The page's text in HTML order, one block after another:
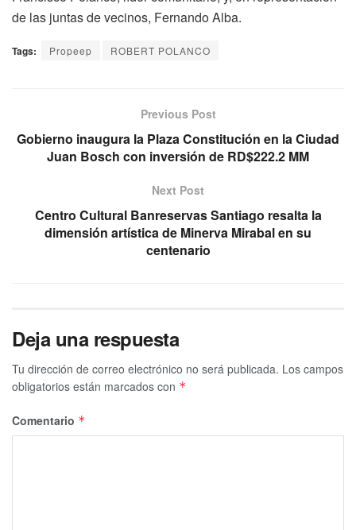
de las juntas de vecinos, Fernando Alba.
Tags: Propeep ROBERT POLANCO
Previous Post
Gobierno inaugura la Plaza Constitución en la Ciudad
Juan Bosch con inversión de RD$222.2 MM
Next Post
Centro Cultural Banreservas Santiago resalta la
dimensión artística de Minerva Mirabal en su
centenario
Deja una respuesta
Tu dirección de correo electrónico no será publicada. Los campos
obligatorios están marcados con *
Comentario *